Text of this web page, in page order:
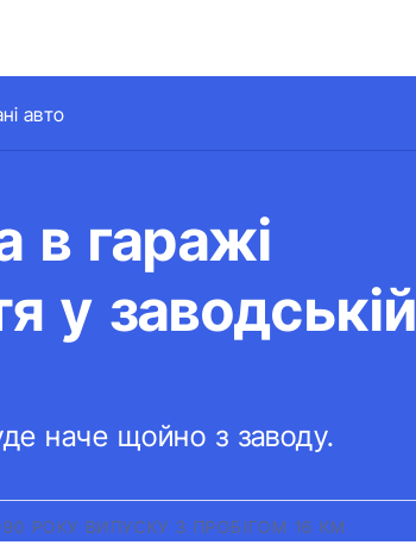
авто
в гаражі
у заводській
наче щойно з заводу.
РОКУ ВИПУСКУ З ПРОБІГОМ 16 КМ